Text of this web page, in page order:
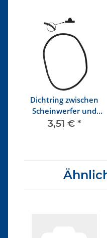
Dichtring zwischen
Scheinwerfer und
Kotflügel bis 7/67
3,51 € *